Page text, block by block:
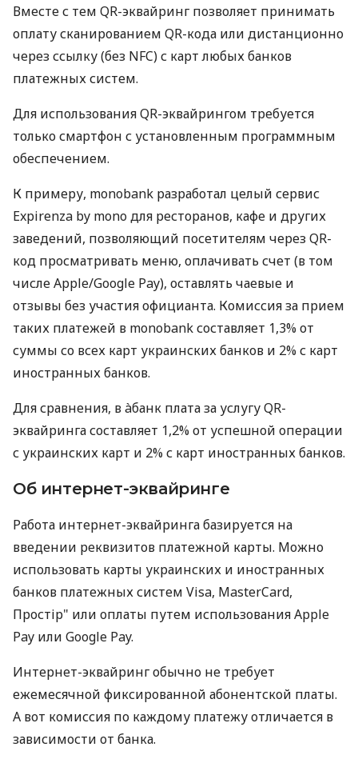
Вместе с тем QR-эквайринг позволяет принимать
оплату сканированием QR-кода или дистанционно
через ссылку (без NFC) с карт любых банков
платежных систем.
Для использования QR-эквайрингом требуется
только смартфон с установленным программным
обеспечением.
К примеру, monobank разработал целый сервис
Expirenza by mono для ресторанов, кафе и других
заведений, позволяющий посетителям через QR-
код просматривать меню, оплачивать счет (в том
числе Apple/Google Pay), оставлять чаевые и
отзывы без участия официанта. Комиссия за прием
таких платежей в monobank составляет 1,3% от
суммы со всех карт украинских банков и 2% с карт
иностранных банков.
Для сравнения, в àбанк плата за услугу QR-
эквайринга составляет 1,2% от успешной операции
с украинских карт и 2% с карт иностранных банков.
Об интернет-эквайринге
Работа интернет-эквайринга базируется на
введении реквизитов платежной карты. Можно
использовать карты украинских и иностранных
банков платежных систем Visa, MasterCard,
Простір" или оплаты путем использования Apple
Pay или Google Pay.
Интернет-эквайринг обычно не требует
ежемесячной фиксированной абонентской платы.
А вот комиссия по каждому платежу отличается в
зависимости от банка.